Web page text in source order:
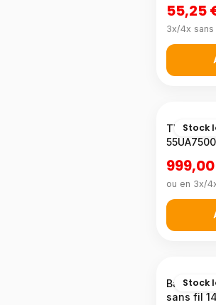
55,25
3x/4x
Stock
TV LED
ou en 3x/
Stock
Barre de
sans fil